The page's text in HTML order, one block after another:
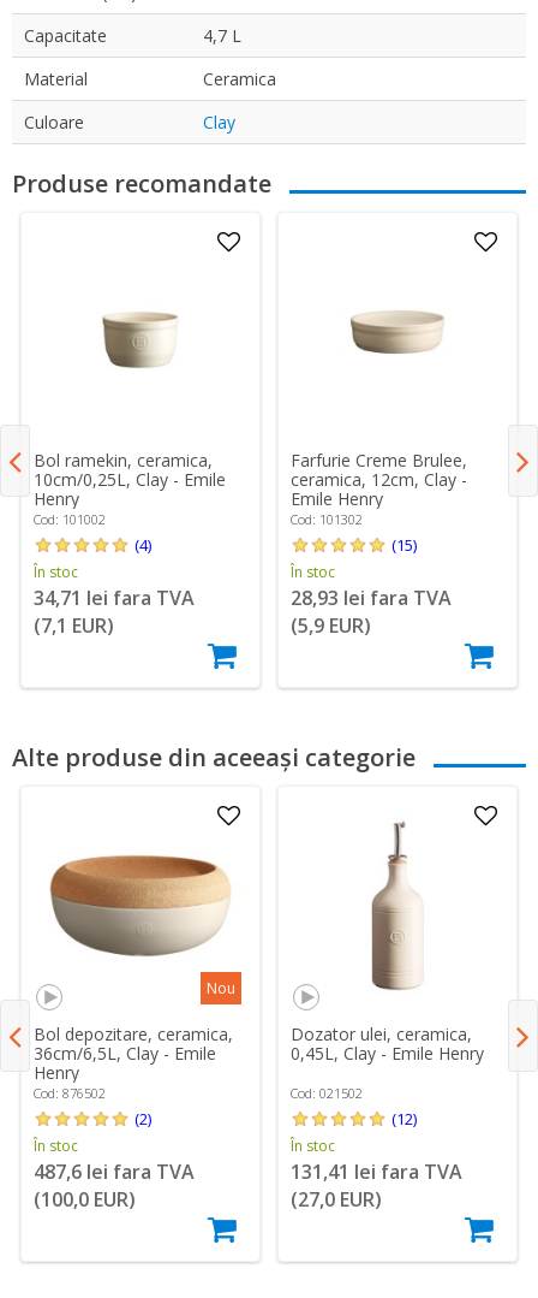
Capacitate
4,7 L
Material
Ceramica
Culoare
Clay
Produse recomandate
Bol ramekin, ceramica,
10cm/0,25L, Clay - Emile
Henry
Cod: 101002
(4)
În stoc
34,71 lei fara TVA
(7,1 EUR)
Farfurie Creme Brulee,
ceramica, 12cm, Clay -
Emile Henry
Cod: 101302
(15)
În stoc
28,93 lei fara TVA
(5,9 EUR)
Alte produse din aceeași categorie
Nou
Bol depozitare, ceramica,
36cm/6,5L, Clay - Emile
Henry
Cod: 876502
(2)
În stoc
487,6 lei fara TVA
(100,0 EUR)
Dozator ulei, ceramica,
0,45L, Clay - Emile Henry
Cod: 021502
(12)
În stoc
131,41 lei fara TVA
(27,0 EUR)